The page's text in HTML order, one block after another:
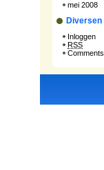
mei 2008
Diversen
Inloggen
RSS
Comments